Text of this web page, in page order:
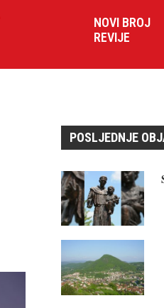
NOVI BROJ
REVIJE
POSLJEDNJE